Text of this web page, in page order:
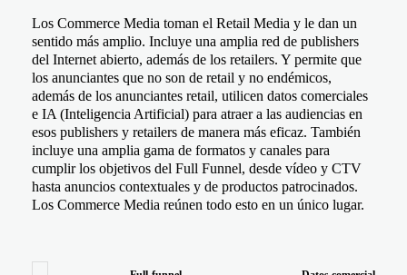
Los Commerce Media toman el Retail Media y le dan un
sentido más amplio. Incluye una amplia red de publishers
del Internet abierto, además de los retailers. Y permite que
los anunciantes que no son de retail y no endémicos,
además de los anunciantes retail, utilicen datos comerciales
e IA (Inteligencia Artificial) para atraer a las audiencias en
esos publishers y retailers de manera más eficaz. También
incluye una amplia gama de formatos y canales para
cumplir los objetivos del Full Funnel, desde vídeo y CTV
hasta anuncios contextuales y de productos patrocinados.
Los Commerce Media reúnen todo esto en un único lugar.